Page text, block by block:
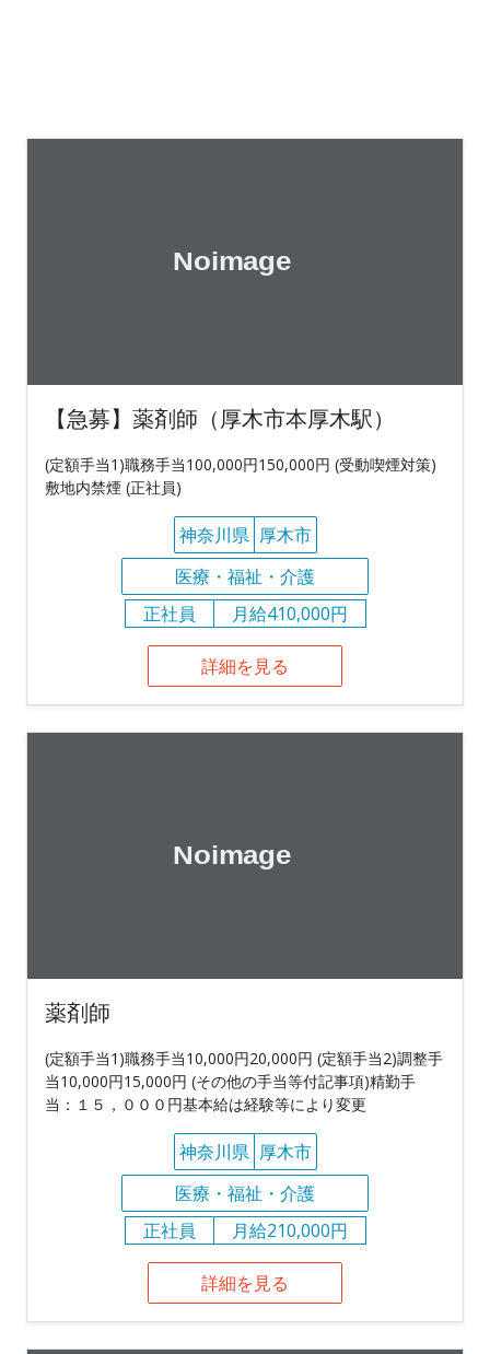
【急募】薬剤師（厚木市本厚木駅）
(定額手当1)職務手当100,000円150,000円 (受動喫煙対策)
敷地内禁煙 (正社員)
神奈川県 厚木市
医療・福祉・介護
正社員
月給410,000円
詳細を見る
薬剤師
(定額手当1)職務手当10,000円20,000円 (定額手当2)調整手
当10,000円15,000円 (その他の手当等付記事項)精勤手
当：１５，０００円基本給は経験等により変更
神奈川県 厚木市
医療・福祉・介護
正社員
月給210,000円
詳細を見る